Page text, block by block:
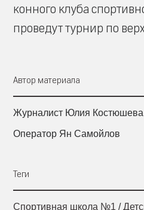
конного клуба
проведут турнир по
Автор материала
Журналист Юлия Костюшева
Оператор Ян Самойлов
Теги
Спортивная школа №1 /